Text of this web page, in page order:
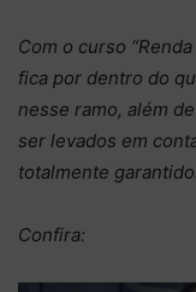
Com o curso
fica por dentro do
nesse ramo, além
ser levados em
totalmente garantido.
Confira: